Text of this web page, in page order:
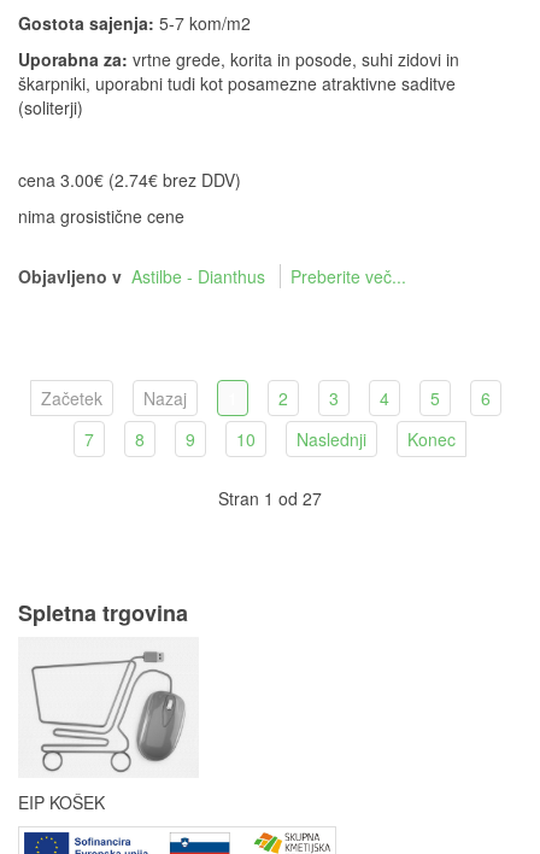
Gostota sajenja: 5-7 kom/m2
Uporabna za: vrtne grede, korita in posode, suhi zidovi in
škarpniki, uporabni tudi kot posamezne atraktivne saditve
(soliterji)
cena 3.00€ (2.74€ brez DDV)
nima grosistične cene
Objavljeno v Astilbe - Dianthus Preberite več...
Začetek Nazaj 2 3 4 5
6
7
8 9 10 Naslednji Konec
Stran 1 od 27
Spletna trgovina
EIP KOŠEK